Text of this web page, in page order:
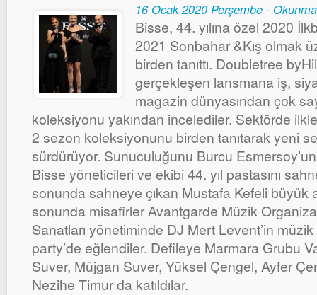
16 Ocak 2020 Perşembe -
Bisse, 44. yılına özel 2020
2021 Sonbahar &Kış olmak
birden tanıttı. Doubletree
gerçekleşen lansmana iş,
magazin dünyasından çok
koleksiyonu yakından incelediler. Sektörde
2 sezon koleksiyonunu birden tanıtarak yeni
sürdürüyor. Sunuculuğunu Burcu
Bisse yöneticileri ve ekibi 44. yıl pastasını
sonunda sahneye çıkan Mustafa Kefeli büyük
sonunda misafirler Avantgarde Müzik
Sanatları yönetiminde DJ Mert Levent’in
party’de eğlendiler. Defileye Marmara Grubu
Suver, Müjgan Suver, Yüksel Çengel, Ayfer
Nezihe Timur da katıldılar.